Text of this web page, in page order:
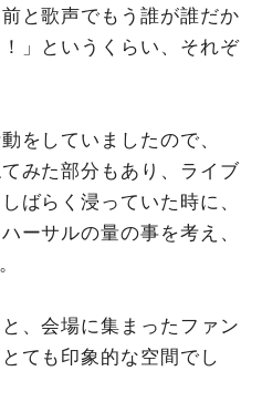
と歌声でもう誰が誰だか
」というくらい、それぞ
をしていましたので、
みた部分もあり、ライブ
ばらく浸っていた時に、
ーサルの量の事を考え、
、会場に集まったファン
ても印象的な空間でし